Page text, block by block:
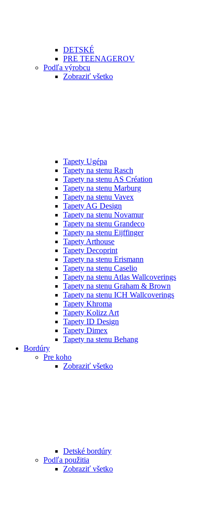
DETSKÉ
PRE TEENAGEROV
Podľa výrobcu
Zobraziť všetko
Tapety Ugépa
Tapety na stenu Rasch
Tapety na stenu AS Création
Tapety na stenu Marburg
Tapety na stenu Vavex
Tapety AG Design
Tapety na stenu Novamur
Tapety na stenu Grandeco
Tapety na stenu Eijffinger
Tapety Arthouse
Tapety Decoprint
Tapety na stenu Erismann
Tapety na stenu Caselio
Tapety na stenu Atlas Wallcoverings
Tapety na stenu Graham & Brown
Tapety na stenu ICH Wallcoverings
Tapety Khroma
Tapety Kolizz Art
Tapety ID Design
Tapety Dimex
Tapety na stenu Behang
Bordúry
Pre koho
Zobraziť všetko
Detské bordúry
Podľa použitia
Zobraziť všetko